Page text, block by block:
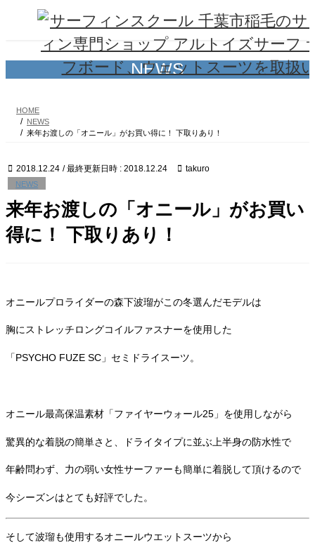
ツ
シ
NEWS
HOME
NEWS
来年お渡しの「オニール」がお買い得に！ 下取りあり！
2018.12.24 / 最終更新日時 : 2018.12.24 takuro
NEWS
来年お渡しの「オニール」がお買い
得に！ 下取りあり！
オニールプロライダーの森下波瑠がこの冬選んだモデルは
胸にストレッチロングコイルファスナーを使用した
「PSYCHO FUZE SC」セミドライスーツ。
オニール最高保温素材「ファイヤーウォール25」を使用しながら
驚異的な着脱の簡単さと、ドライタイプに並ぶ上半身の防水性で
年齢問わず、力の弱い女性サーファーも簡単に着脱して頂けるので
今シーズンはとても好評でした。
そして波瑠も使用するオニールウエットスーツから